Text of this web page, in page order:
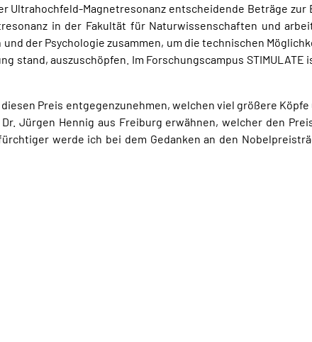
Ultrahochfeld-Magnetresonanz entscheidende Beträge
in der Fakultät für Naturwissenschaften und
der Psychologie zusammen, um die technischen
stand, auszuschöpfen. Im Forschungscampus
Preis entgegenzunehmen, welchen viel größere
Jürgen Hennig aus Freiburg erwähnen, welcher den
werde ich bei dem Gedanken an den